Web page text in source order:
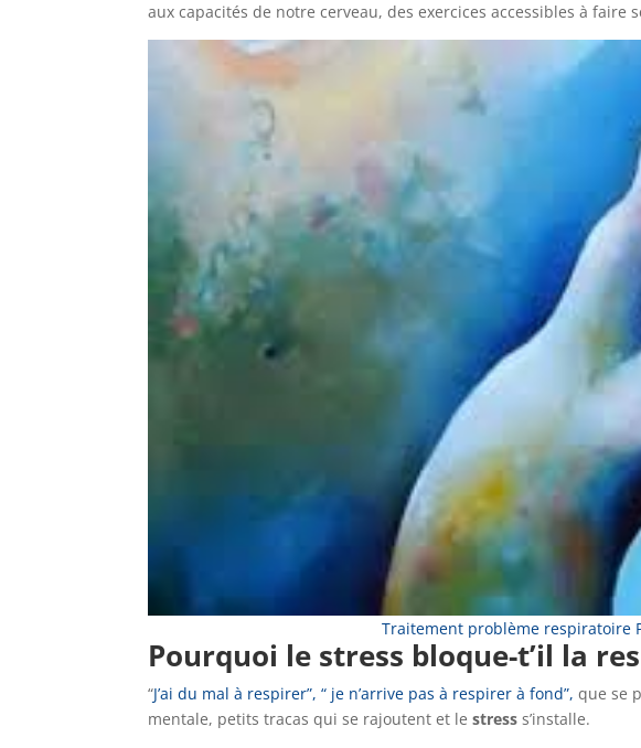
aux capacités de notre cerveau, des exercices accessibles à faire
Traitement problème respiratoire
Pourquoi le stress bloque-t’il la
“J’ai du mal à respirer”, “ je n’arrive pas à respirer à fond”, que se
mentale, petits tracas qui se rajoutent et lestresss’installe.